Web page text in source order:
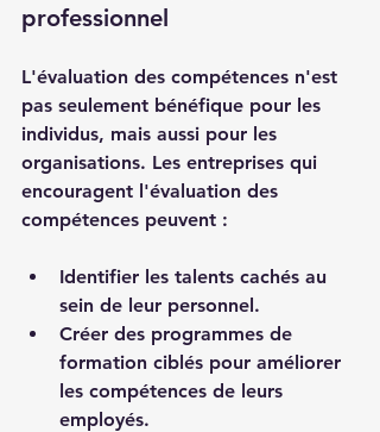
professionnel
L'évaluation des compétences n'est
pas seulement bénéfique pour les
individus, mais aussi pour les
organisations. Les entreprises qui
encouragent l'évaluation des
compétences peuvent :
Identifier les talents cachés au
sein de leur personnel.
Créer des programmes de
formation ciblés pour améliorer
les compétences de leurs
employés.